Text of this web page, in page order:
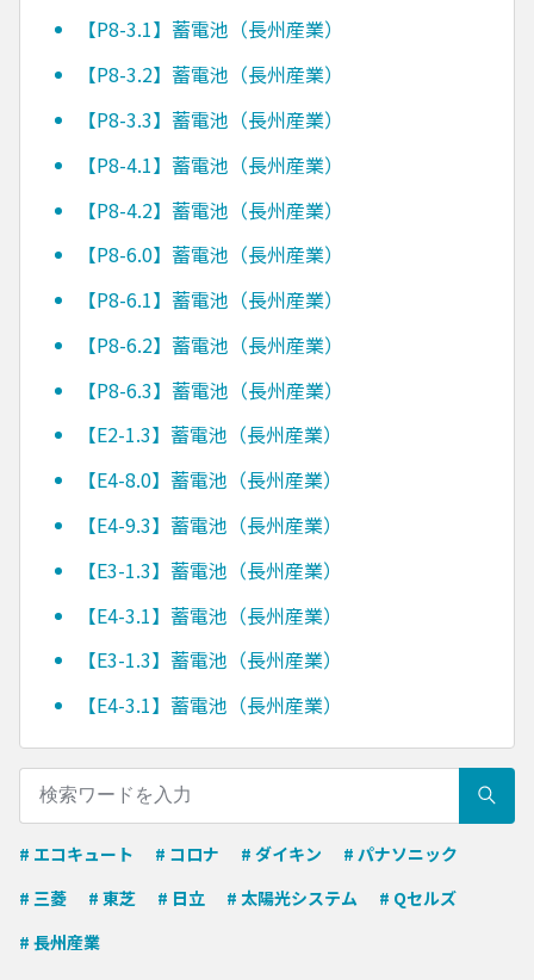
【P8-3.1】蓄電池（長州産業）
【P8-3.2】蓄電池（長州産業）
【P8-3.3】蓄電池（長州産業）
【P8-4.1】蓄電池（長州産業）
【P8-4.2】蓄電池（長州産業）
【P8-6.0】蓄電池（長州産業）
【P8-6.1】蓄電池（長州産業）
【P8-6.2】蓄電池（長州産業）
【P8-6.3】蓄電池（長州産業）
【E2-1.3】蓄電池（長州産業）
【E4-8.0】蓄電池（長州産業）
【E4-9.3】蓄電池（長州産業）
【E3-1.3】蓄電池（長州産業）
【E4-3.1】蓄電池（長州産業）
【E3-1.3】蓄電池（長州産業）
【E4-3.1】蓄電池（長州産業）
# エコキュート # コロナ # ダイキン
# パナソニック
# 三菱
# 東芝 # 日立 # 太陽光システム
# Qセルズ
# 長州産業